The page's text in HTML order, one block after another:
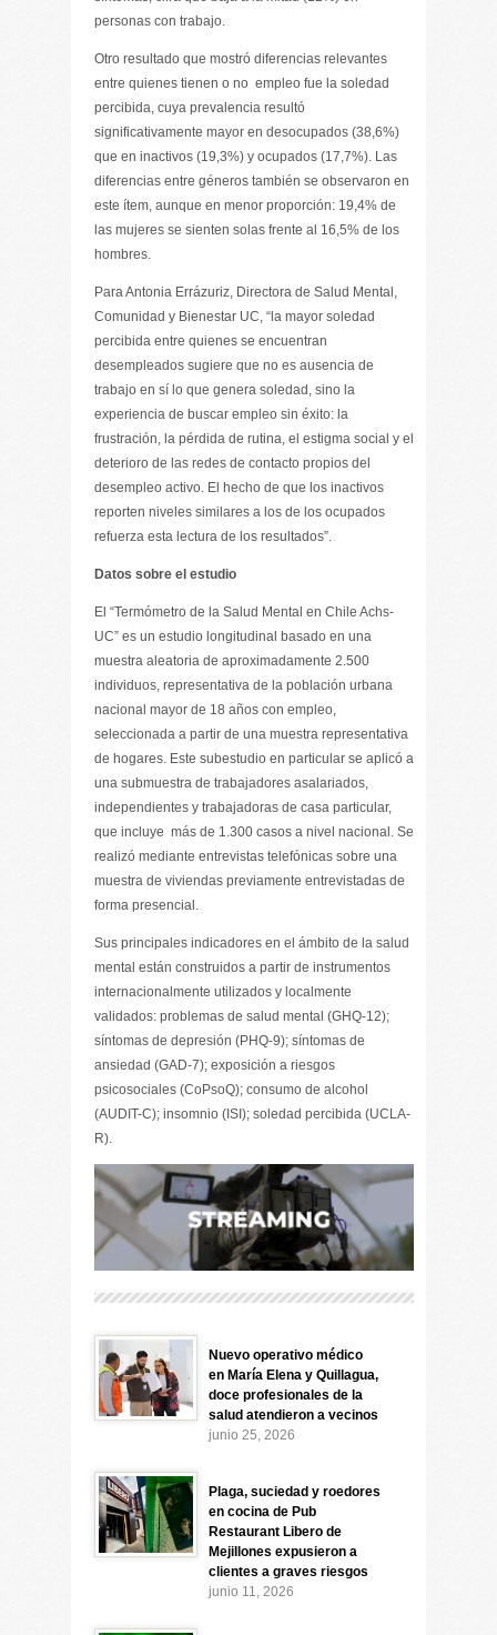
personas con trabajo.
Otro resultado que mostró diferencias relevantes
entre quienes tienen o no empleo fue la soledad
percibida, cuya prevalencia resultó
significativamente mayor en desocupados (38,6%)
que en inactivos (19,3%) y ocupados (17,7%). Las
diferencias entre géneros también se observaron en
este ítem, aunque en menor proporción: 19,4% de
las mujeres se sienten solas frente al 16,5% de los
hombres.
Para Antonia Errázuriz, Directora de Salud Mental,
Comunidad y Bienestar UC, “la mayor soledad
percibida entre quienes se encuentran
desempleados sugiere que no es ausencia de
trabajo en sí lo que genera soledad, sino la
experiencia de buscar empleo sin éxito: la
frustración, la pérdida de rutina, el estigma social y el
deterioro de las redes de contacto propios del
desempleo activo. El hecho de que los inactivos
reporten niveles similares a los de los ocupados
refuerza esta lectura de los resultados”.
Datos sobre el estudio
El “Termómetro de la Salud Mental en Chile Achs-
UC” es un estudio longitudinal basado en una
muestra aleatoria de aproximadamente 2.500
individuos, representativa de la población urbana
nacional mayor de 18 años con empleo,
seleccionada a partir de una muestra representativa
de hogares. Este subestudio en particular se aplicó a
una submuestra de trabajadores asalariados,
independientes y trabajadoras de casa particular,
que incluye más de 1.300 casos a nivel nacional. Se
realizó mediante entrevistas telefónicas sobre una
muestra de viviendas previamente entrevistadas de
forma presencial.
Sus principales indicadores en el ámbito de la salud
mental están construidos a partir de instrumentos
internacionalmente utilizados y localmente
validados: problemas de salud mental (GHQ-12);
síntomas de depresión (PHQ-9); síntomas de
ansiedad (GAD-7); exposición a riesgos
psicosociales (CoPsoQ); consumo de alcohol
(AUDIT-C); insomnio (ISI); soledad percibida (UCLA-
R).
Nuevo operativo médico
en María Elena y Quillagua,
doce profesionales de la
salud atendieron a vecinos
junio 25, 2026
Plaga, suciedad y roedores
en cocina de Pub
Restaurant Libero de
Mejillones expusieron a
clientes a graves riesgos
junio 11, 2026